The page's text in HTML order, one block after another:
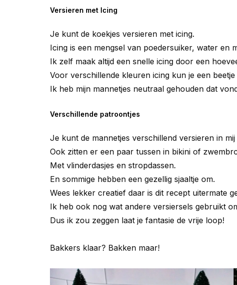
Versieren met Icing
Je kunt de koekjes versieren met icing.
Icing is een mengsel van poedersuiker, water en
Ik zelf maak altijd een snelle icing door een
Voor verschillende kleuren icing kun je een
Ik heb mijn mannetjes neutraal gehouden dat
Verschillende patroontjes
Je kunt de mannetjes verschillend versieren in
Ook zitten er een paar tussen in bikini of
Met vlinderdasjes en stropdassen.
En sommige hebben een gezellig sjaaltje om.
Wees lekker creatief daar is dit recept uitermate
Ik heb ook nog wat andere versiersels gebruikt
Dus ik zou zeggen laat je fantasie de vrije loop!
Bakkers klaar? Bakken maar!